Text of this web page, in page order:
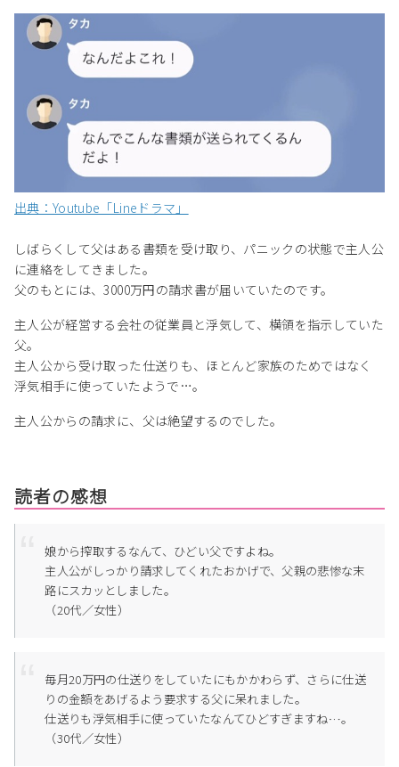
出典：Youtube「Lineドラマ」
しばらくして父はある書類を受け取り、パニックの状態で主人公
に連絡をしてきました。
父のもとには、3000万円の請求書が届いていたのです。
主人公が経営する会社の従業員と浮気して、横領を指示していた
父。
主人公から受け取った仕送りも、ほとんど家族のためではなく
浮気相手に使っていたようで…。
主人公からの請求に、父は絶望するのでした。
読者の感想
娘から搾取するなんて、ひどい父ですよね。
主人公がしっかり請求してくれたおかげで、父親の悲惨な末
路にスカッとしました。
（20代／女性）
毎月20万円の仕送りをしていたにもかかわらず、さらに仕送
りの金額をあげるよう要求する父に呆れました。
仕送りも浮気相手に使っていたなんてひどすぎますね…。
（30代／女性）